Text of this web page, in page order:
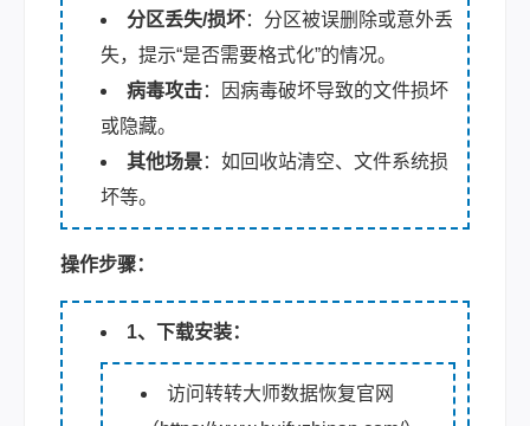
分区丢失/损坏：分区被误删除或意外丢
失，提示“是否需要格式化”的情况。
病毒攻击：因病毒破坏导致的文件损坏
或隐藏。
其他场景：如回收站清空、文件系统损
坏等。
操作步骤：
1、下载安装：
访问转转大师数据恢复官网